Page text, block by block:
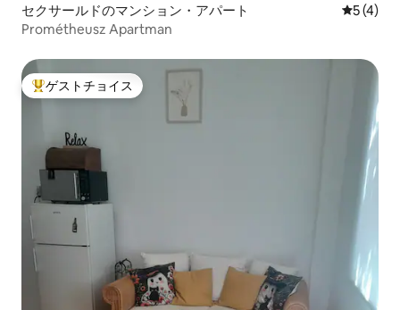
セクサールドのマンション・アパート レビュー
5 (4)
Prométheusz Apartman
大好評のゲストチョイスです。
ゲストチョイス